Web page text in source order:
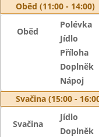
Oběd (11:00 - 14:00)
Oběd
Polévka
Jídlo
Příloha
Doplněk
Nápoj
Svačina (15:00 -
Svačina
Jídlo
Doplněk